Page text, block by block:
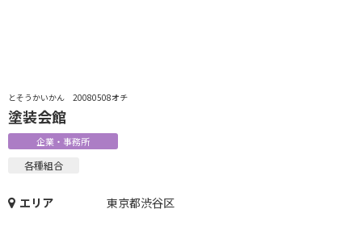
とそうかいかん 20080508オチ
塗装会館
企業・事務所
各種組合
エリア 東京都渋谷区